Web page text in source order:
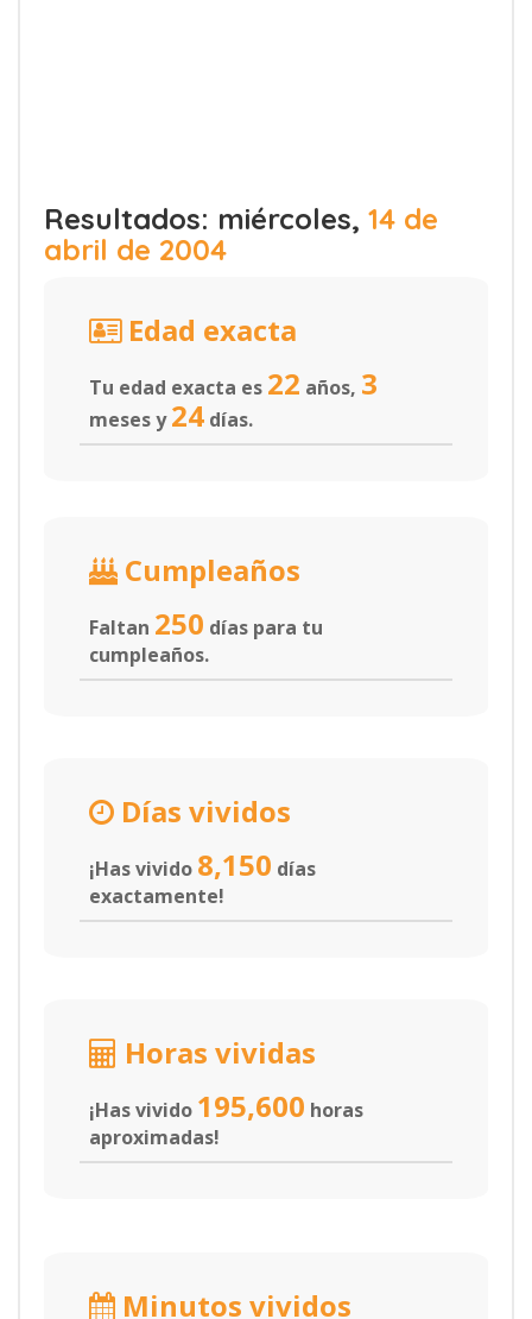
Resultados: miércoles, 14 de
abril de 2004
Edad exacta
Tu edad exacta es 22 años, 3
meses y24 días.
Cumpleaños
Faltan 250 días para tu
cumpleaños.
Días vividos
¡Has vivido 8,150 días
exactamente!
Horas vividas
¡Has vivido 195,600 horas
aproximadas!
Minutos vividos